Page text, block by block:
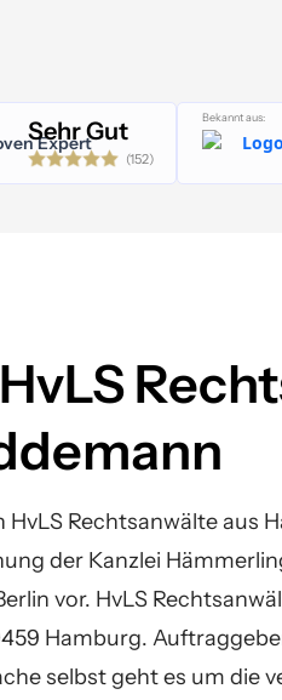
Sehr Gut
(152)
Bekannt aus:
HvLS Rechtsanwälte aus
der Kanzlei
vor. HvLS
Hamburg.
selbst geht es um die